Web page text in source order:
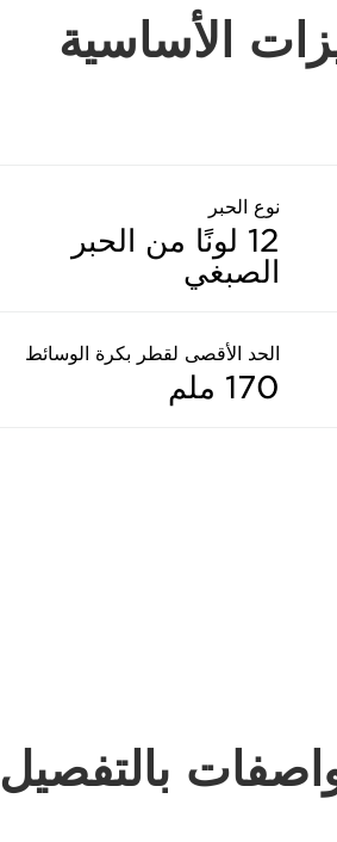
الأساسية
نوع الحبر
12 لونًا من الحبر
الصبغي
الحد الأقصى لقطر بكرة الوسائط
170 ملم
بالتفصيل